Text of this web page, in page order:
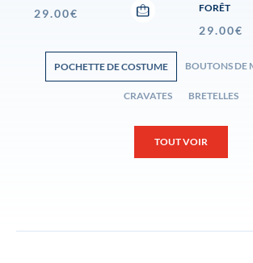
POCHETTE DE COSTUME BOUTONS DE
CRAVATES BRETELLES
TOUT VOIR
29.00€
FORÊT
29.00€